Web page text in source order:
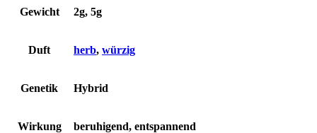
Gewicht 2g, 5g
Duft herb, würzig
Genetik Hybrid
Wirkung beruhigend, entspannend